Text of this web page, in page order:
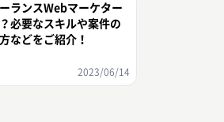
ランスWebマーケター
必要なスキルや案件の
などをご紹介！
2023/06/14